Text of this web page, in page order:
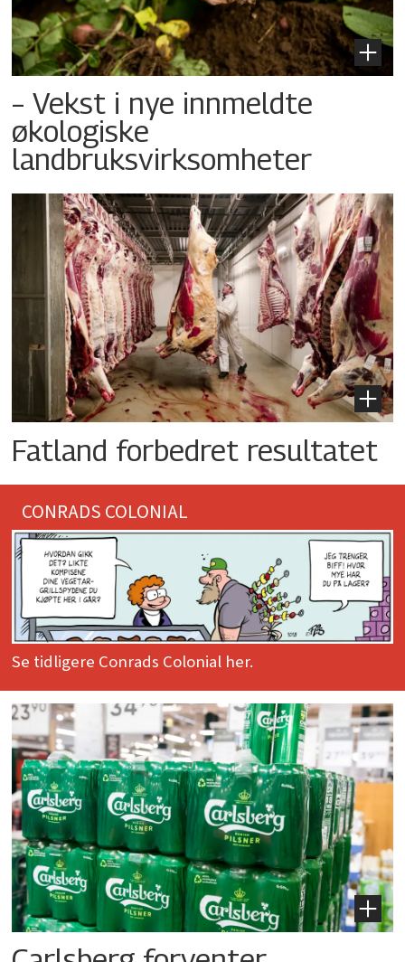
– Vekst i nye innmeldte
økologiske
landbruksvirksomheter
Fatland forbedret resultatet
CONRADS COLONIAL
Se tidligere Conrads Colonial her.